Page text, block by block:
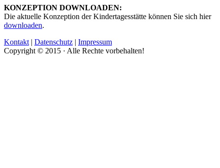
KONZEPTION DOWNLOADEN:
Die aktuelle Konzeption der Kindertagesstätte können Sie sich hier
downloaden.
Kontakt | Datenschutz | Impressum
Copyright © 2015 · Alle Rechte vorbehalten!